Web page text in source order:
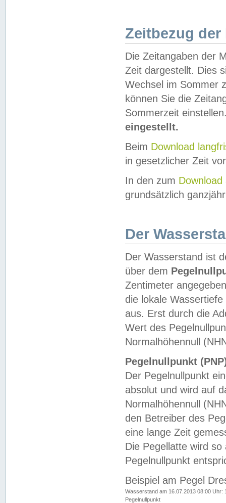
Zeitbezug der
Die Zeitangaben der
Zeit dargestellt. Dies
Wechsel im Sommer
können Sie die
Sommerzeit
eingestellt.
Beim Download
in gesetzlicher Zeit
In den zum Download
grundsätzlich
Der
Der Wasserstand ist
über dem
Zentimeter
die lokale
aus. Erst durch die
Wert des
Normalhöhennull
Pegelnullpunkt
Der Pegelnullpunkt
absolut und wird auf
Normalhöhennull
den Betreiber des
eine lange Zeit
Die Pegellatte wird
Pegelnullpunkt
Beispiel am Pegel
Wasserstand am 16.07.2013 08:00 Uhr:
Pegelnullpunkt